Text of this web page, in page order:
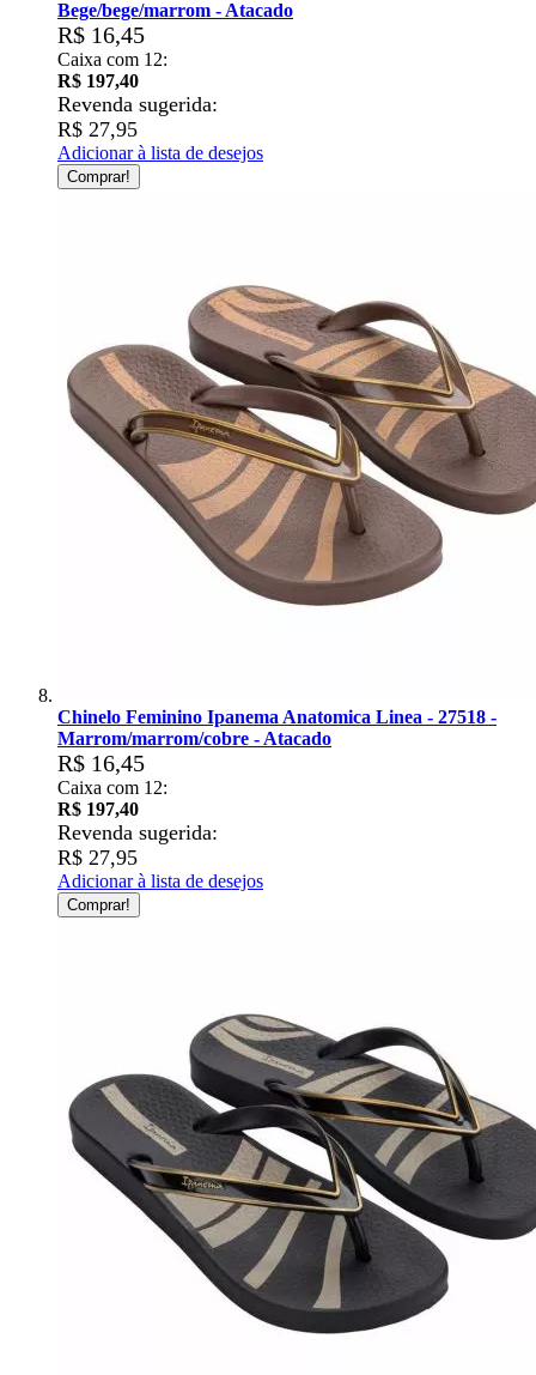
Bege/bege/marrom - Atacado
R$ 16,45
Caixa com 12:
R$ 197,40
Revenda sugerida:
R$ 27,95
Adicionar à lista de desejos
Comprar!
Chinelo Feminino Ipanema Anatomica Linea - 27518 -
Marrom/marrom/cobre - Atacado
R$ 16,45
Caixa com 12:
R$ 197,40
Revenda sugerida:
R$ 27,95
Adicionar à lista de desejos
Comprar!